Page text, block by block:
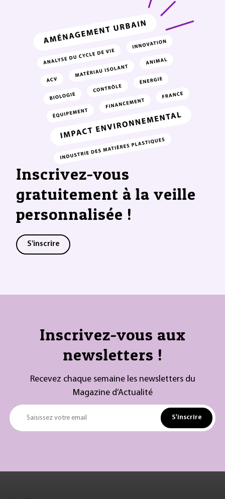
Inscrivez-vous
gratuitement à la veille
personnalisée !
S'inscrire
Inscrivez-vous aux
newsletters !
Recevez chaque semaine les newsletters du
Magazine d’Actualité
Saisissez votre email S'inscrire